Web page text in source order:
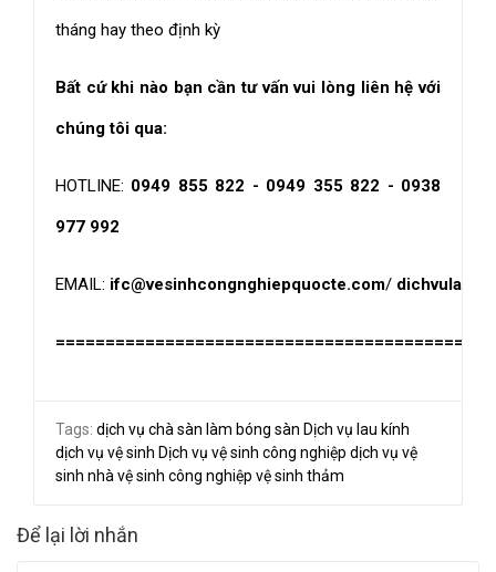
tháng hay theo định kỳ
Bất cứ khi nào bạn cần tư vấn vui lòng liên hệ với
chúng tôi qua:
HOTLINE: 0949 855 822 - 0949 355 822 - 0938
977 992
EMAIL: ifc@vesinhcongnghiepquocte.com/
Tags: dịch vụ chà sàn làm bóng sàn Dịch vụ lau kính
dịch vụ vệ sinh Dịch vụ vệ sinh công nghiệp dịch vụ vệ
sinh nhà vệ sinh công nghiệp vệ sinh thảm
Để lại lời nhắn